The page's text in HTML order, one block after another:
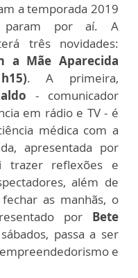
a temporada 2019
por aí. A
três novidades:
a Mãe Aparecida
. A primeira,
- comunicador
em rádio e TV - é
médica com a
apresentada por
trazer reflexões e
além de
as manhãs, o
por Bete
passa a ser
e